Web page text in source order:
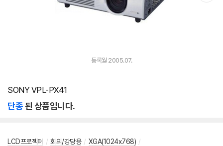
등록월 2005.07.
SONY VPL-PX41
단종된 상품입니다.
LCD프로젝터 / 회의/강당용 / XGA(1024x768) /